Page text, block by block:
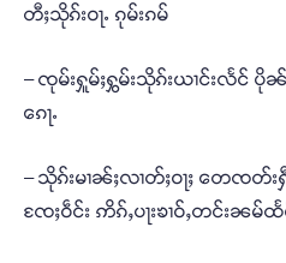
တီႈသိုၵ်းဝႃႉ ၵုမ်းၵမ်
– ၸုမ်းႁူမ်ႈႁွမ်းသိုၵ်းယၢင်းလႅင် ပိုၼ်
ၵေႃႉ
– သိုၵ်းမၢၼ်ႈလၢတ်ႈဝႃႈ တေၸတ်း
ၸႄႈဝဵင်း ဢိၵ်ႇပႃးၶၢဝ်ႇတင်းၼမ်ထႅ